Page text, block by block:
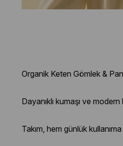
Organik Keten Gömlek &
Dayanıklı kumaşı ve
Takım, hem günlük